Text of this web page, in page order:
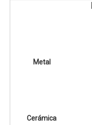
Metal
Cerámica